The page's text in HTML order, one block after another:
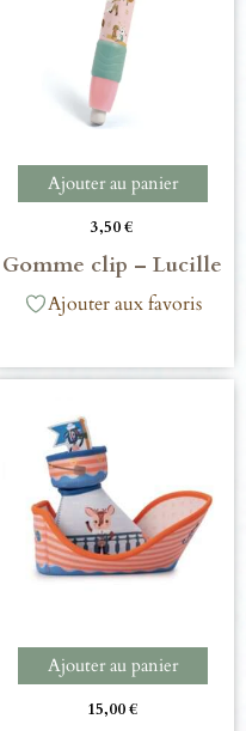
Ajouter au panier
3,50€
Gomme clip – Lucille
Ajouter aux favoris
Ajouter au panier
15,00€